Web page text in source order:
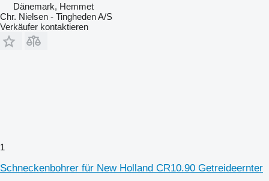
Dänemark, Hemmet
Chr. Nielsen - Tingheden A/S
Verkäufer kontaktieren
1
Schneckenbohrer für New Holland CR10.90 Getreideernter